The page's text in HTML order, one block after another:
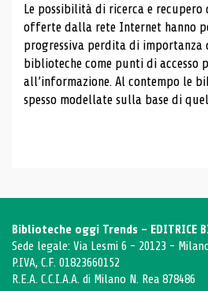
Le possibilità di ricerca e recupero
offerte dalla rete Internet hanno
progressiva perdita di importanza
biblioteche come punti di accesso
all’informazione. Al contempo le
spesso modellate sulla base di
Biblioteche oggi Trends - EDITRICE
Sede legale: Via Lesmi 6 - 20123 -
P.IVA, C.F. 01823660152
R.E.A. C.C.I.A.A. di Milano N. Rea 878486